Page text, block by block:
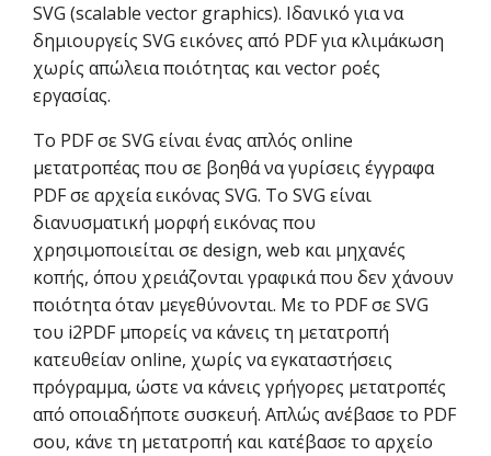
SVG (scalable vector graphics). Ιδανικό για να
δημιουργείς SVG εικόνες από PDF για κλιμάκωση
χωρίς απώλεια ποιότητας και vector ροές
εργασίας.
Το PDF σε SVG είναι ένας απλός online
μετατροπέας που σε βοηθά να γυρίσεις έγγραφα
PDF σε αρχεία εικόνας SVG. Το SVG είναι
διανυσματική μορφή εικόνας που
χρησιμοποιείται σε design, web και μηχανές
κοπής, όπου χρειάζονται γραφικά που δεν χάνουν
ποιότητα όταν μεγεθύνονται. Με το PDF σε SVG
του i2PDF μπορείς να κάνεις τη μετατροπή
κατευθείαν online, χωρίς να εγκαταστήσεις
πρόγραμμα, ώστε να κάνεις γρήγορες μετατροπές
από οποιαδήποτε συσκευή. Απλώς ανέβασε το PDF
σου, κάνε τη μετατροπή και κατέβασε το αρχείο